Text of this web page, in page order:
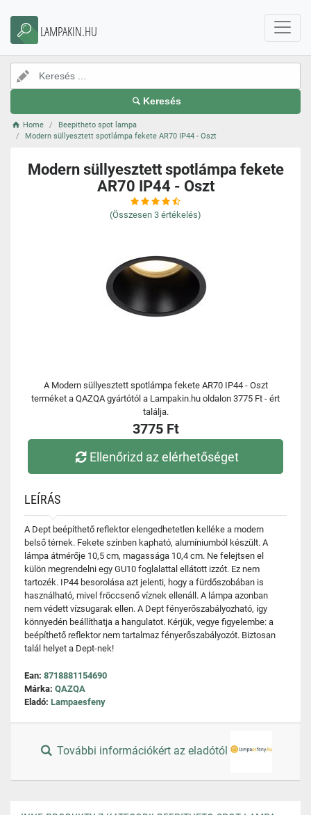
LAMPAKIN.HU
Keresés
Home
Beepitheto spot lampa
Modern süllyesztett spotlámpa fekete AR70 IP44 - Oszt
Modern süllyesztett spotlámpa fekete
AR70 IP44 - Oszt
(Összesen 3 értékelés)
A Modern süllyesztett spotlámpa fekete AR70 IP44 - Oszt
terméket a QAZQA gyártótól a Lampakin.hu oldalon 3775 Ft - ért
találja.
3775 Ft
Ellenőrizd az elérhetőséget
LEÍRÁS
A Dept beépíthető reflektor elengedhetetlen kelléke a modern
belső térnek. Fekete színben kapható, alumíniumból készült. A
lámpa átmérője 10,5 cm, magassága 10,4 cm. Ne felejtsen el
külön megrendelni egy GU10 foglalattal ellátott izzót. Ez nem
tartozék. IP44 besorolása azt jelenti, hogy a fürdőszobában is
használható, mivel fröccsenő víznek ellenáll. A lámpa azonban
nem védett vízsugarak ellen. A Dept fényerőszabályozható, így
könnyedén beállíthatja a hangulatot. Kérjük, vegye figyelembe: a
beépíthető reflektor nem tartalmaz fényerőszabályozót. Biztosan
talál helyet a Dept-nek!
Ean: 8718881154690
Márka: QAZQA
Eladó: Lampaesfeny
További információkért az eladótól